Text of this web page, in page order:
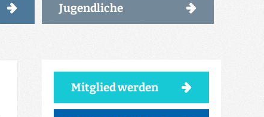
Jugendliche
Mitglied werden